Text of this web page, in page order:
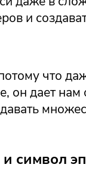
и
что
он дает
символ